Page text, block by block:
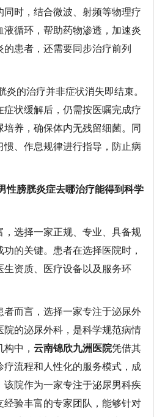
时，结合微波、射频等物理疗
循环，帮助药物渗透，加速炎
患者，还需要同步治疗前列
炎的治疗并非症状消失即结束。
状缓解后，仍需按医嘱完成疗
养，确保体内无残留细菌。同
、作息规律进行指导，防止病
性膀胱炎症去哪治疗能得到科学
，选择一家正规、专业、具备规
的关键。患者在选择医院时，
生资质、医疗设备以及服务环
者而言，选择一家专注于泌尿外
的泌尿外科，是科学规范病情
中， 云南锦欣九洲医院凭借其
流程和人性化的服务模式，成
该院作为一家专注于泌尿男科疾
验丰富的专家团队，能够针对